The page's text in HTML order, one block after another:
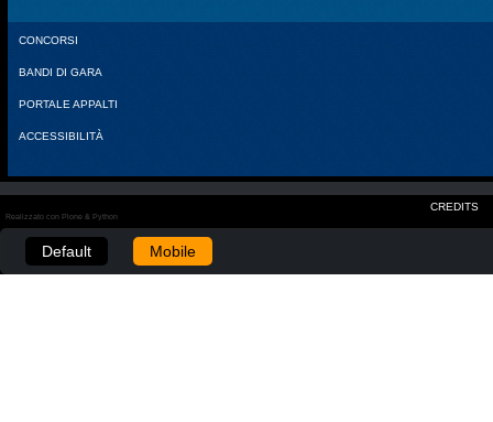
CONCORSI
BANDI DI GARA
PORTALE APPALTI
ACCESSIBILITÀ
CREDITS
Realizzato con Plone & Python
Default Mobile